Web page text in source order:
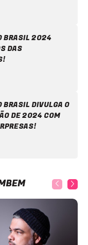
BRASIL 2024
DAS
BRASIL DIVULGA O
DE 2024 COM